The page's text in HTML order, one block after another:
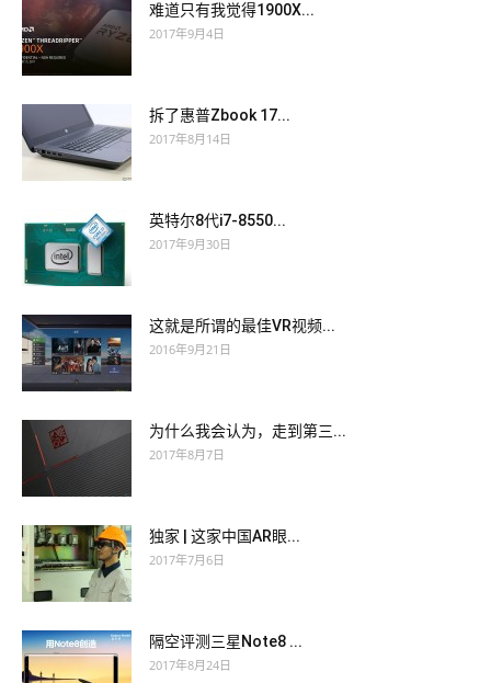
难道只有我觉得1900X...
2017年9月4日
拆了惠普Zbook 17...
2017年8月14日
英特尔8代i7-8550...
2017年9月30日
这就是所谓的最佳VR视频...
2016年9月21日
为什么我会认为，走到第三...
2017年8月7日
独家 | 这家中国AR眼...
2017年7月6日
隔空评测三星Note8 ...
2017年8月24日